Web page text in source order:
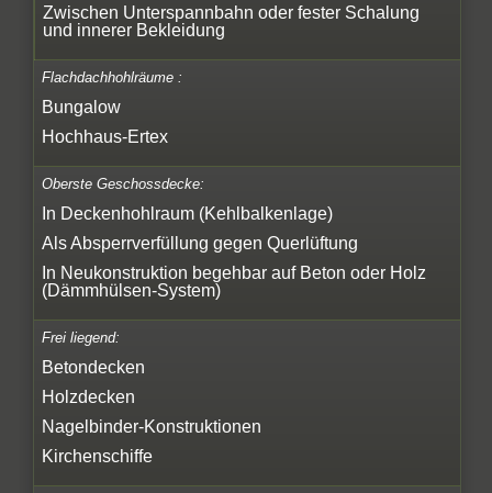
Zwischen Unterspannbahn oder fester Schalung
und innerer Bekleidung
Flachdachhohlräume :
Bungalow
Hochhaus-Ertex
Oberste Geschossdecke:
In Deckenhohlraum (Kehlbalkenlage)
Als Absperrverfüllung gegen Querlüftung
In Neukonstruktion begehbar auf Beton oder Holz
(Dämmhülsen-System)
Frei liegend:
Betondecken
Holzdecken
Nagelbinder-Konstruktionen
Kirchenschiffe